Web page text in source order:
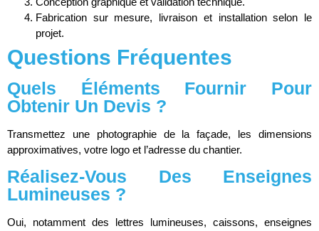
Fabrication sur mesure, livraison et installation selon le
projet.
Questions Fréquentes
Quels Éléments Fournir Pour
Obtenir Un Devis ?
Transmettez une photographie de la façade, les dimensions
approximatives, votre logo et l’adresse du chantier.
Réalisez-Vous Des Enseignes
Lumineuses ?
Oui, notamment des lettres lumineuses, caissons, enseignes